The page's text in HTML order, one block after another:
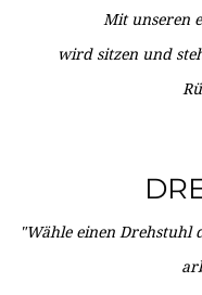
Mit unseren
wird sitzen und
"Wähle einen